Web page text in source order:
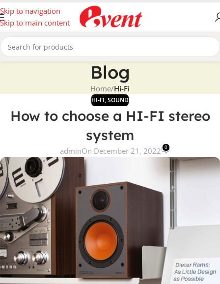
Skip to navigation
Skip to main content
Blog
Home/Hi-Fi
HI-FI,SOUND
How to choose a HI-FI stereo
system
adminOn December 21, 2022 0